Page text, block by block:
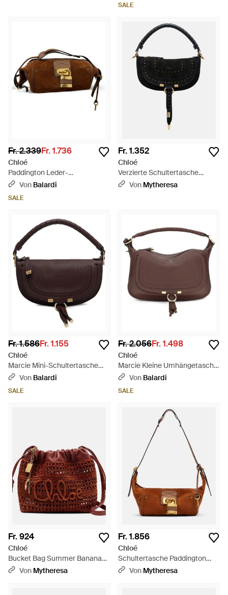
SALE
Fr. 2.339Fr. 1.736
Chloé
Paddington Leder-
Umhängetasche - Braun
Von Balardi
SALE
Fr. 1.352
Chloé
Verzierte Schultertasche
Marcie Small Aus Veloursleder
Von Mytheresa
Fr. 1.586Fr. 1.155
Chloé
Marcie Mini-Schultertasche
aus Leder - Mehrfarbig
Von Balardi
SALE
Fr. 2.056Fr. 1.498
Chloé
Marcie Kleine Umhängetasche
aus Leder - Braun
Von Balardi
SALE
Fr. 924
Chloé
Bucket Bag Summer Banana
Mini Aus Raffiabast - Rot
Von Mytheresa
Fr. 1.856
Chloé
Schultertasche Paddington
Small Aus Veloursleder - Braun
Von Mytheresa